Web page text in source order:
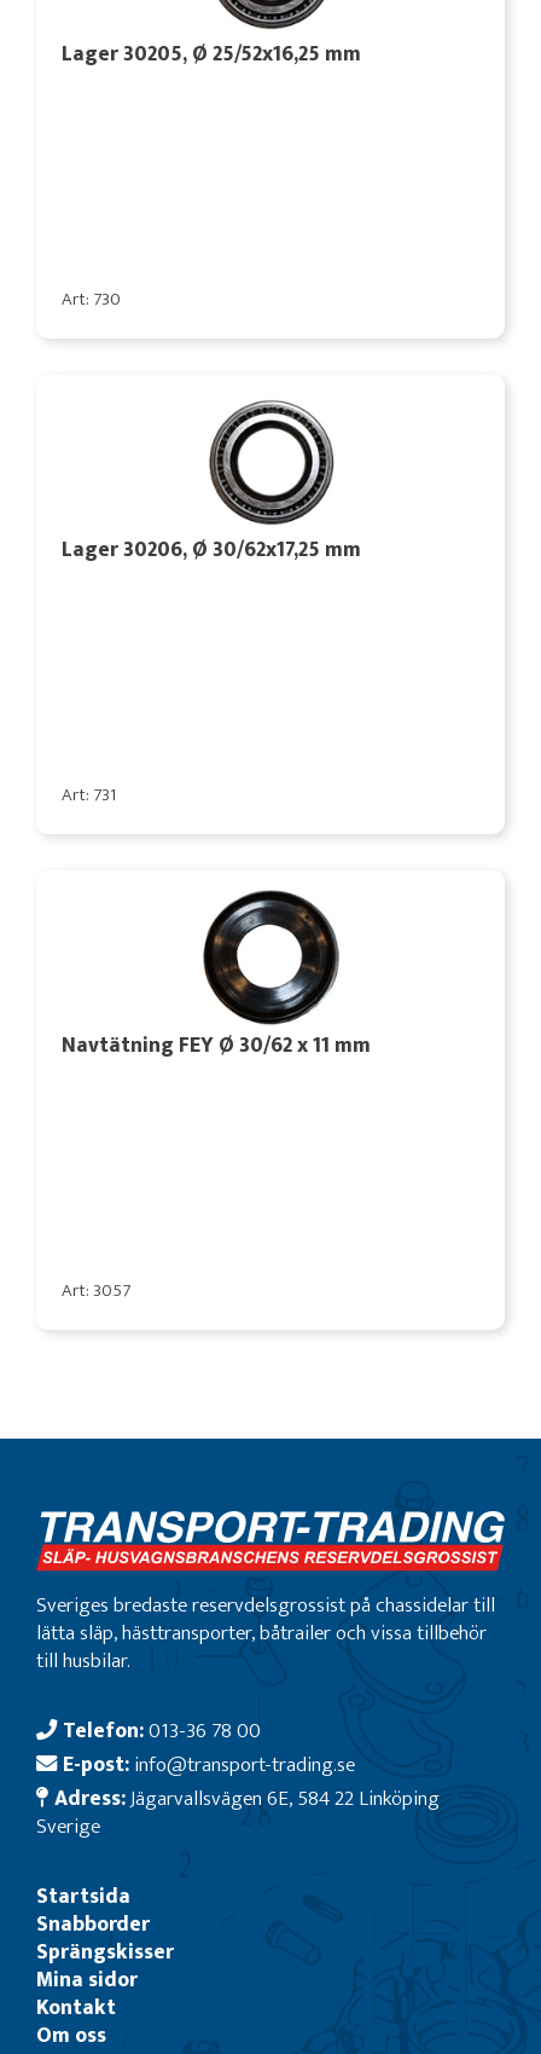
Lager 30205, Ø 25/52x16,25 mm
Art: 730
Lager 30206, Ø 30/62x17,25 mm
Art: 731
Navtätning FEY Ø 30/62 x 11 mm
Art: 3057
Sveriges bredaste reservdelsgrossist på chassidelar till
lätta släp, hästtransporter, båtrailer och vissa tillbehör
till husbilar.
Telefon:013-36 78 00
E-post:info@transport-trading.se
Adress:Jägarvallsvägen 6E, 584 22 Linköping
Sverige
Startsida
Snabborder
Sprängskisser
Mina sidor
Kontakt
Om oss